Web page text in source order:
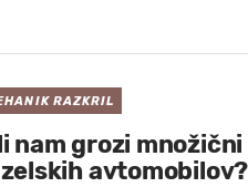
RAZKRIL
nam grozi
avtomobilov?